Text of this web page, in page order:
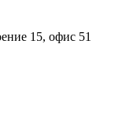
15, офис 51